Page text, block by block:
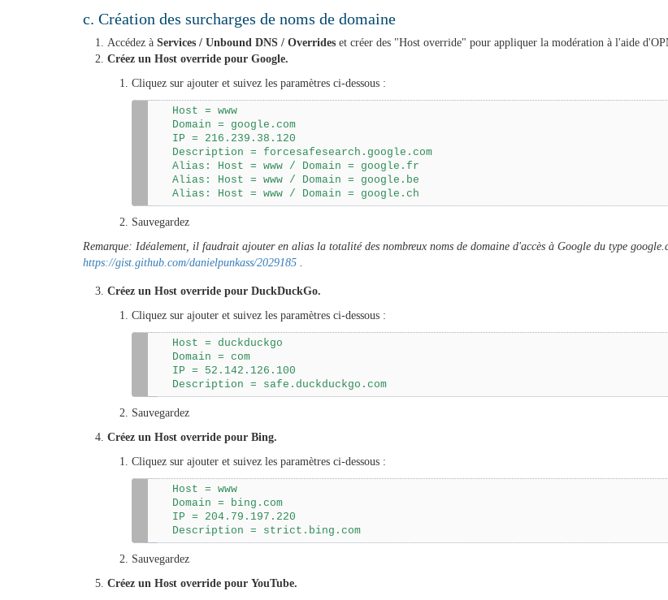
c. Création des surcharges de noms de domaine
Accédez à Services / Unbound DNS / Overrides et créer des "Host override" pour appliquer la modération à l'aide
Créez un Host override pour Google.
Cliquez sur ajouter et suivez les paramètres ci-dessous :
Host = www
Domain = google.com
IP = 216.239.38.120
Description = forcesafesearch.google.com
Alias: Host = www / Domain = google.fr
Alias: Host = www / Domain = google.be
Alias: Host = www / Domain = google.ch
Sauvegardez
Remarque: Idéalement, il faudrait ajouter en alias la totalité des nombreux noms de domaine d'accès à Google du type
https://gist.github.com/danielpunkass/2029185 .
Créez un Host override pour DuckDuckGo.
Cliquez sur ajouter et suivez les paramètres ci-dessous :
Host = duckduckgo
Domain = com
IP = 52.142.126.100
Description = safe.duckduckgo.com
Sauvegardez
Créez un Host override pour Bing.
Cliquez sur ajouter et suivez les paramètres ci-dessous :
Host = www
Domain = bing.com
IP = 204.79.197.220
Description = strict.bing.com
Sauvegardez
Créez un Host override pour YouTube.